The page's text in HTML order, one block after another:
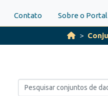
Contato Sobre o Portal